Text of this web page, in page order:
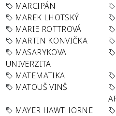
MARCIPÁN
MAREK LHOTSKÝ
MARIE ROTTROVÁ
MARTIN KONVIČKA
MASARYKOVA
UNIVERZITA
MATEMATIKA
MATOUŠ VINŠ
MAYER HAWTHORNE